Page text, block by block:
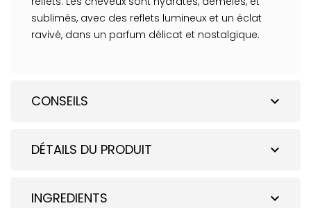
sublimés, avec des reflets lumineux et un éclat
ravivé, dans un parfum délicat et nostalgique.
expand_more
CONSEILS
expand_more
DÉTAILS DU PRODUIT
expand_more
INGREDIENTS